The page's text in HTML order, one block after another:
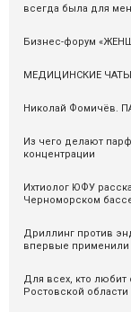
всегда была для
Бизнес-форум
МЕДИЦИНСКИЕ ЧАТЫ
Николай Фомичёв.
Из чего делают
концентрации
Ихтиолог ЮФУ
Черноморском
Дриллинг против
впервые применили
Для всех, кто любит
Ростовской области